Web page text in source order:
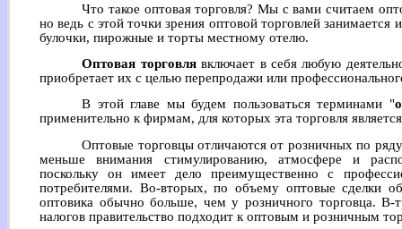
Что такое оптовая торговля? Мы с вами считаем
но ведь с этой точки зрения оптовой торговлей
булочки, пирожные и торты местному отелю.
Оптовая торговлявключает в себя любую
приобретает их с целью перепродажи или
В этой главе мы будем пользоваться терминами "
применительно к фирмам, для которых эта торговля
Оптовые торговцы отличаются от розничных по
меньше внимания стимулированию, атмосфере и
поскольку он имеет дело преимущественно с
потребителями. Во-вторых, по объему оптовые сделки
оптовика обычно больше, чем у розничного торговца.
налогов правительство подходит к оптовым и розничным